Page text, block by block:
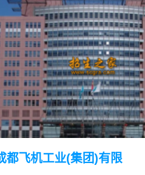
都飞机工业(集团)有限